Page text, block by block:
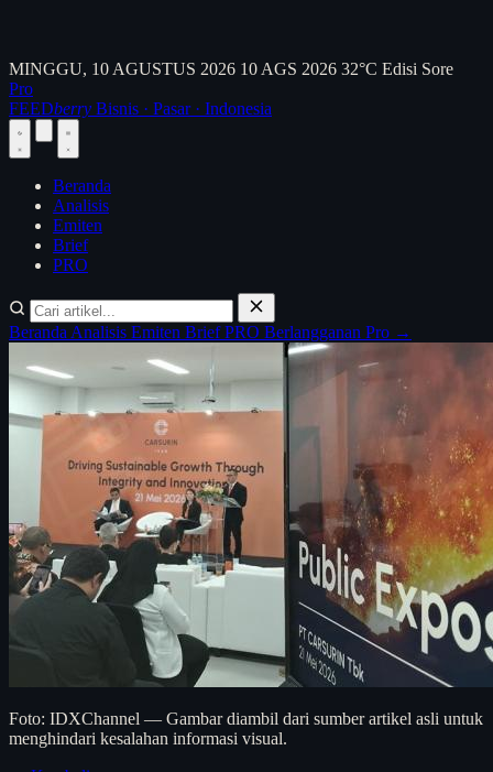
MINGGU, 10 AGUSTUS 2026 10 AGS 2026 32°C Edisi Sore
Pro
FEEDberry Bisnis · Pasar · Indonesia
Beranda
Analisis
Emiten
Brief
PRO
Beranda Analisis Emiten BriefPRO Berlangganan Pro →
Foto: IDXChannel — Gambar diambil dari sumber artikel asli untuk
menghindari kesalahan informasi visual.